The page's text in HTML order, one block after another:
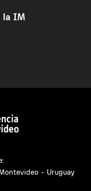
la IM
- Uruguay